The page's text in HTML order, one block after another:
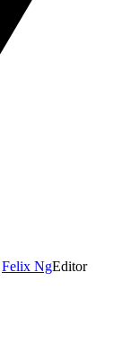
Felix NgEditor